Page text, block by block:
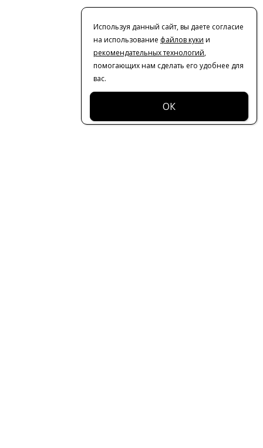
Используя данный сайт, вы даете согласие
на использование файлов куки и
рекомендательных технологий,
помогающих нам сделать его удобнее для
вас.